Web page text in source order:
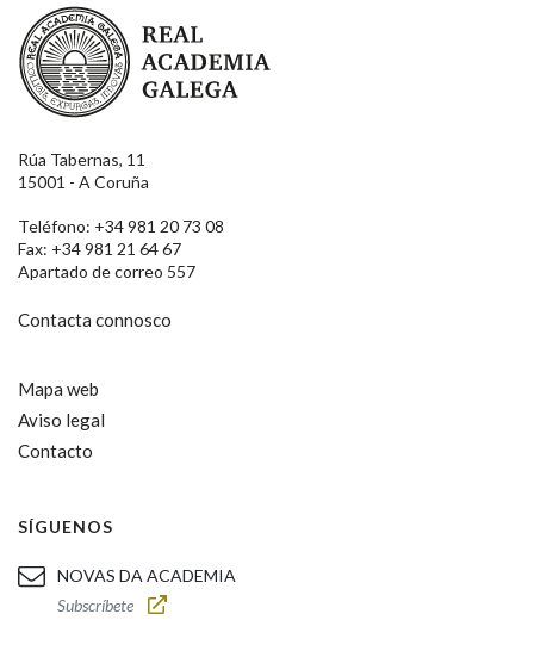
Real Academia Galega
Rúa Tabernas, 11
15001 - A Coruña
Teléfono: +34 981 20 73 08
Fax: +34 981 21 64 67
Apartado de correo 557
Contacta connosco
Mapa web
Aviso legal
Contacto
SÍGUENOS
NOVAS DA ACADEMIA
Subscríbete